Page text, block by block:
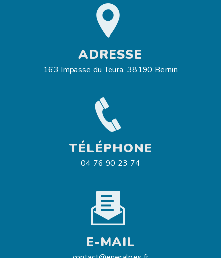
ADRESSE
163 Impasse du Teura, 38190 Bernin
TÉLÉPHONE
04 76 90 23 74
E-MAIL